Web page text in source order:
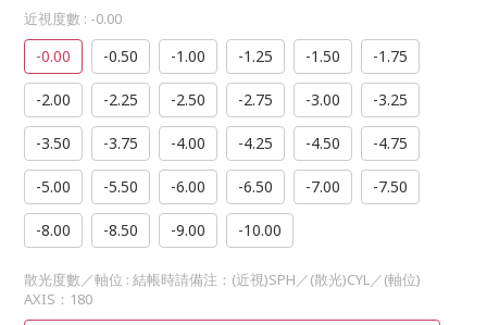
近視度數 : -0.00
-0.00 -0.50 -1.00 -1.25 -1.50 -1.75
-2.00 -2.25 -2.50 -2.75 -3.00 -3.25
-3.50 -3.75 -4.00 -4.25 -4.50 -4.75
-5.00 -5.50 -6.00 -6.50 -7.00 -7.50
-8.00 -8.50 -9.00 -10.00
散光度數／軸位 : 結帳時請備注：(近視)SPH／(散光)CYL／(軸位)
AXIS：180